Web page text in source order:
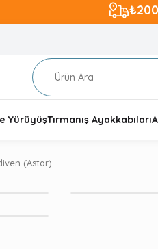
YürüyüşTırmanış Ayakkabıları
(Astar)